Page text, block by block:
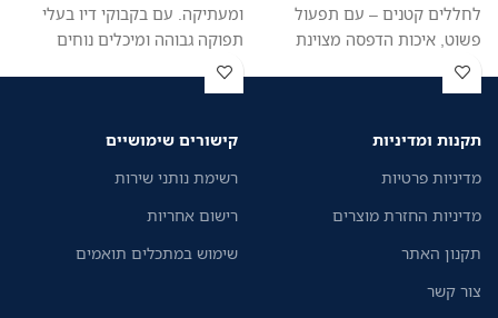
לחללים קטנים – עם תפעול
פשוט, איכות הדפסה מצוינת
ומחיר משתלם. הדפיסו, סרקו
והעתיקו בקלות – הכל ממכשיר
לכל בני הבית להדפיס בקלות
Mobile Connect החינמית.
ומעתיקה. עם בקבוקי דיו בעלי
תפוקה גבוהה ומיכלים נוחים
למילוי, תחסכו בעלויות ותדפיסו
יותר בפחות. היא מתאימה
קטן, עם חיבור קל, הדפסה מהירה
ידני הופכים את העבודה לחלקה
ויעילה במיוחד.
תקנות ומדיניות
מדיניות פרטיות
מדיניות החזרת מוצרים
תקנון האתר
צור קשר
קישורים שימושיים
רשימת נותני שירות
רישום אחריות
שימוש במתכלים תואמים